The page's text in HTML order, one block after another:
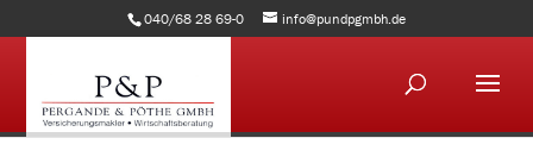
040/68 28 69-0 info@pundpgmbh.de